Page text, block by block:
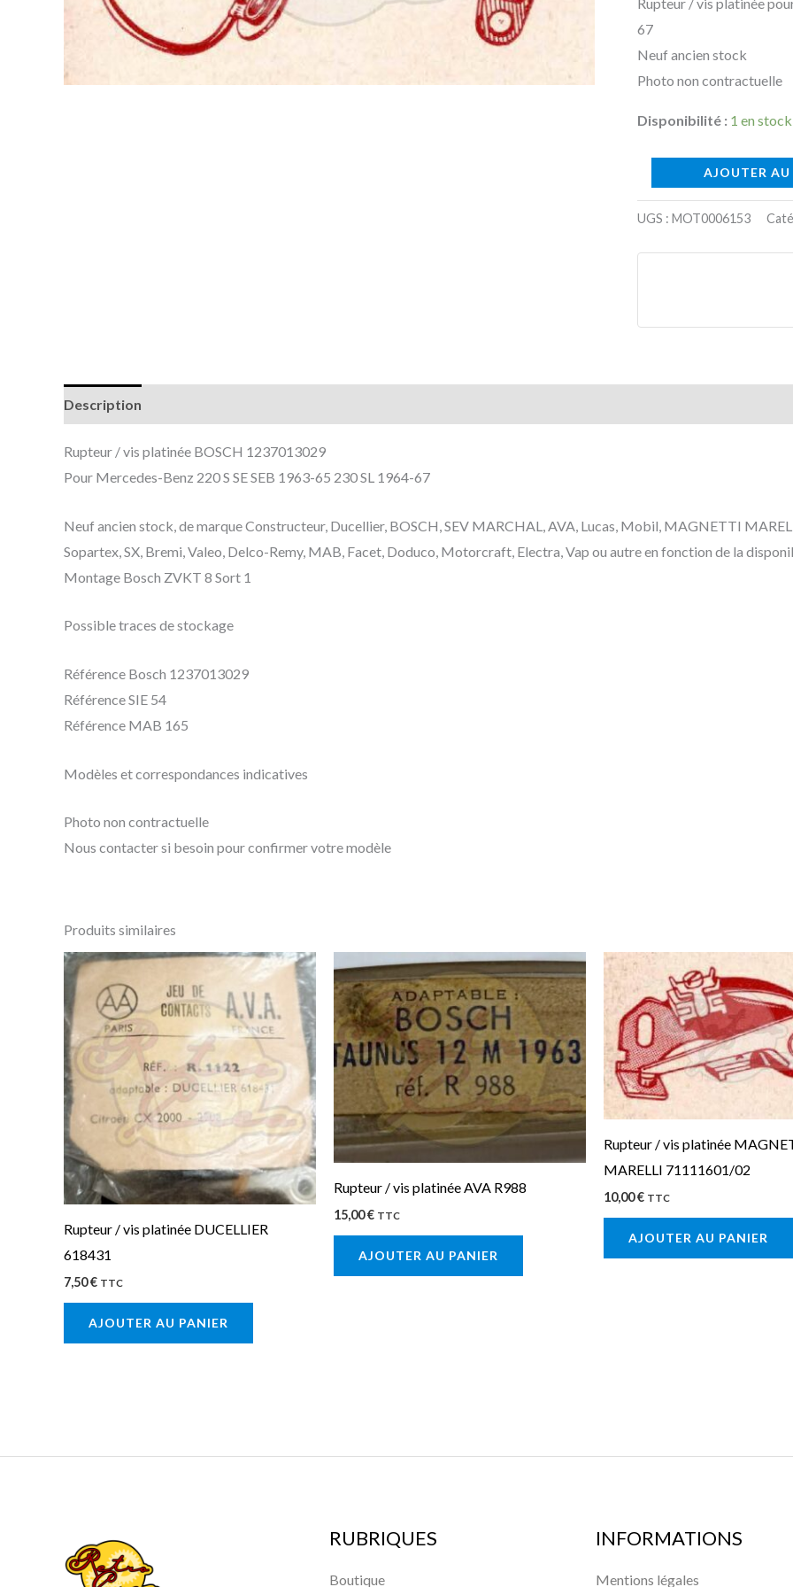
67
Neuf ancien stock
Photo non contractuelle
Disponibilité : 1 en stock
AJOUTER AU
UGS : MOT0006153
Description
Rupteur / vis platinée BOSCH 1237013029
Pour Mercedes-Benz 220 S SE SEB 1963-65 230 SL 1964-67
Neuf ancien stock, de marque Constructeur, Ducellier, BOSCH, SEV MARCHAL, AVA, Lucas, Mobil, MAGNETTI
Sopartex, SX, Bremi, Valeo, Delco-Remy, MAB, Facet, Doduco, Motorcraft, Electra, Vap ou autre en fonction de la
Montage Bosch ZVKT 8 Sort 1
Possible traces de stockage
Référence Bosch 1237013029
Référence SIE 54
Référence MAB 165
Modèles et correspondances indicatives
Photo non contractuelle
Nous contacter si besoin pour confirmer votre modèle
Produits similaires
Rupteur / vis platinée DUCELLIER
618431
7,50€ TTC
AJOUTER AU PANIER
Rupteur / vis platinée AVA R988
15,00€ TTC
AJOUTER AU PANIER
Rupteur / vis platinée
MARELLI 71111601/02
10,00€ TTC
AJOUTER AU PANIER
RUBRIQUES
Boutique
INFORMATIONS
Mentions légales